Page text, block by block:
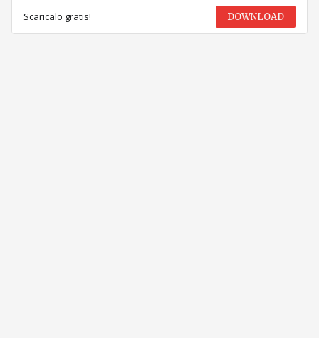
Scaricalo gratis! DOWNLOAD